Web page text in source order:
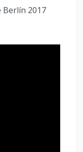
Berlín 2017